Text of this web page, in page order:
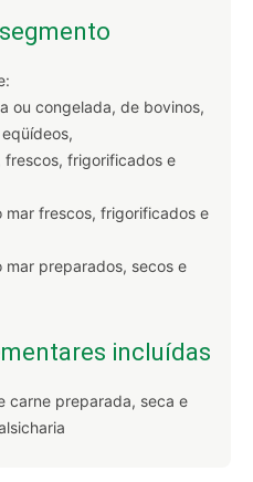
ou congelada, de bovinos,
frescos, frigorificados e
mar frescos, frigorificados e
preparados, secos e
incluídas
carne preparada, seca e